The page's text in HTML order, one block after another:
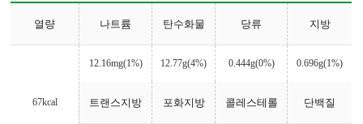
열량 나트륨 탄수화물 당류 지방
67kcal
12.16mg(1%) 12.77g(4%) 0.444g(0%) 0.696g(1%)
트랜스지방 포화지방 콜레스테롤 단백질